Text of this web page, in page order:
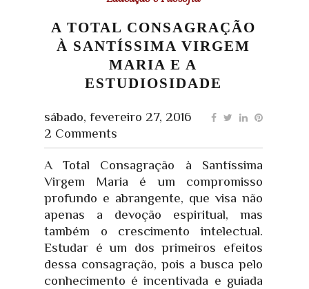
A TOTAL CONSAGRAÇÃO
À SANTÍSSIMA VIRGEM
MARIA E A
ESTUDIOSIDADE
sábado, fevereiro 27, 2016
2 Comments
A Total Consagração à Santíssima
Virgem Maria é um compromisso
profundo e abrangente, que visa não
apenas a devoção espiritual, mas
também o crescimento intelectual.
Estudar é um dos primeiros efeitos
dessa consagração, pois a busca pelo
conhecimento é incentivada e guiada